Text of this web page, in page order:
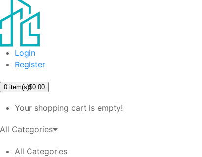
Login
Register
0 item(s)$0.00
Your shopping cart is empty!
All Categories
All Categories